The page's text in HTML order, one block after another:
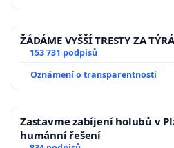
ŽÁDÁME VYŠŠÍ TRESTY ZA
153 731 podpisů
Oznámení o transparentnosti
Zastavme zabíjení holubů v
humánní řešení